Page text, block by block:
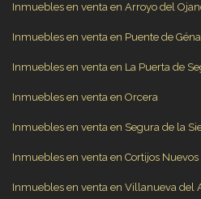
Inmuebles en venta en Arroyo del
Inmuebles en venta en Puente de
Inmuebles en venta en La Puerta de
Inmuebles en venta en Orcera
Inmuebles en venta en Segura de la
Inmuebles en venta en Cortijos Nuevos
Inmuebles en venta en Villanueva del